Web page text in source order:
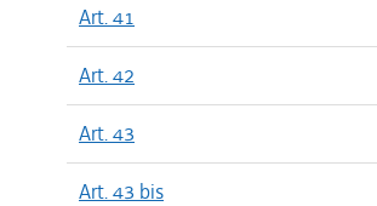
Art. 41
Art. 42
Art. 43
Art. 43 bis